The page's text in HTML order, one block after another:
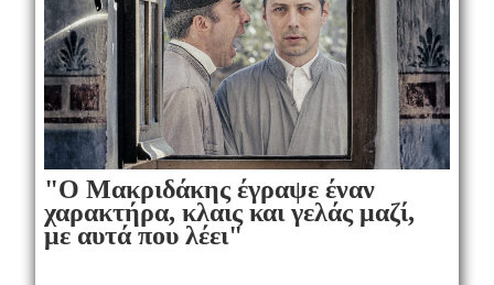
"Ο Μακριδάκης έγραψε έναν
χαρακτήρα, κλαις και γελάς μαζί,
μεαυτά που λέει"